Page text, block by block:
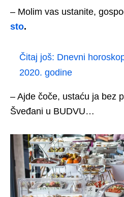
– Molim vas ustanite,
sto.
Čitaj još: Dnevni
2020. godine
– Ajde čoče, ustaću ja bez
Šveđani u BUDVU…